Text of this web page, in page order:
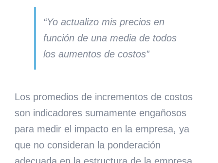
“Yo actualizo mis precios en
función de una media de todos
los aumentos de costos”
Los promedios de incrementos de costos
son indicadores sumamente engañosos
para medir el impacto en la empresa, ya
que no consideran la ponderación